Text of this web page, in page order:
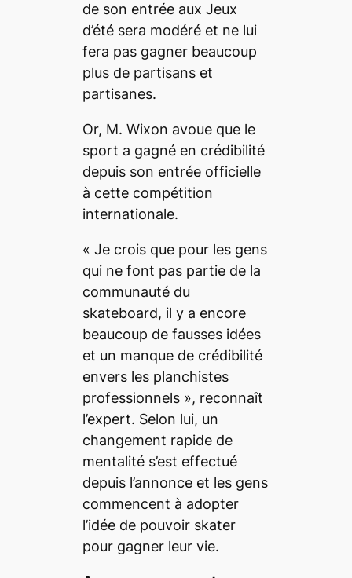
de son entrée aux Jeux
d’été sera modéré et ne lui
fera pas gagner beaucoup
plus de partisans et
partisanes.
Or, M. Wixon avoue que le
sport a gagné en crédibilité
depuis son entrée officielle
à cette compétition
internationale.
« Je crois que pour les gens
qui ne font pas partie de la
communauté du
skateboard, il y a encore
beaucoup de fausses idées
et un manque de crédibilité
envers les planchistes
professionnels », reconnaît
l’expert. Selon lui, un
changement rapide de
mentalité s’est effectué
depuis l’annonce et les gens
commencent à adopter
l’idée de pouvoir skater
pour gagner leur vie.